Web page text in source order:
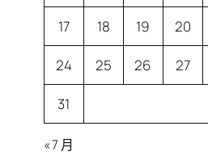
17 18 19 20
24 25 26 27
31
« 7 月